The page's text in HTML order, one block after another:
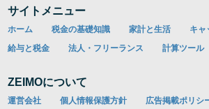
サイトメニュー
ホーム 税金の基礎知識 家計と生活
キャ
給与と税金
法人・フリーランス 計算ツール
ZEIMOについて
運営会社 個人情報保護方針 広告掲載ポリシ